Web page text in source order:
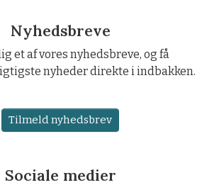
Nyhedsbreve
et af vores nyhedsbreve, og få
nyheder direkte i indbakken.
Tilmeld nyhedsbrev
Sociale medier